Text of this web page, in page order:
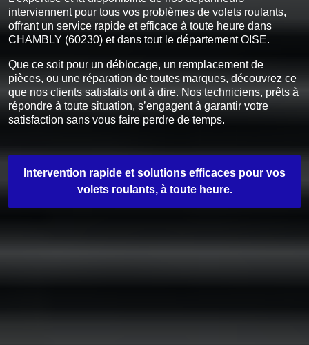
interviennent pour tous vos problèmes de volets roulants,
offrant un service rapide et efficace à toute heure dans
CHAMBLY (60230) et dans tout le département OISE.
Que ce soit pour un déblocage, un remplacement de
pièces, ou une réparation de toutes marques, découvrez ce
que nos clients satisfaits ont à dire. Nos techniciens, prêts à
répondre à toute situation, s’engagent à garantir votre
satisfaction sans vous faire perdre de temps.
Intervention rapide et solutions efficaces pour vos
volets roulants, à toute heure.